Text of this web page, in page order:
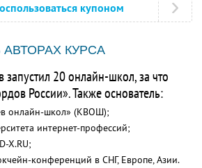
купоном
КУРСА
20 онлайн-школ, за что
России». Также основатель:
онлайн-школ» (КВОШ);
интернет-профессий;
X.RU;
конференций в СНГ, Европе, Азии.